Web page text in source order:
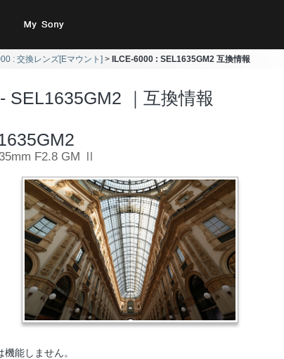
My Sony
: 交換レンズ[Eマウント] ILCE-6000 : SEL1635GM2 互換情報
SEL1635GM2 ｜互換情報
F2.8 GM Ⅱ
能しません。